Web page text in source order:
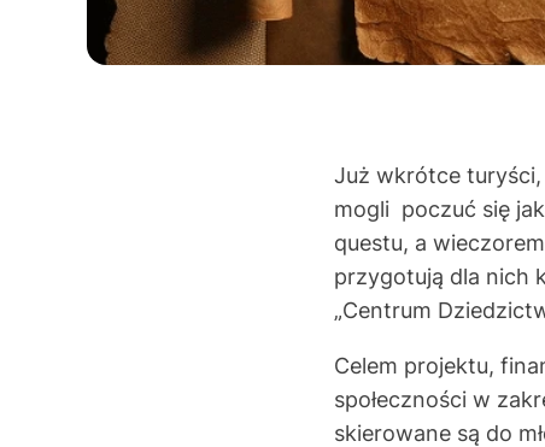
Już wkrótce turyści,
mogli poczuć się
questu, a
przygotują dla nich
„Centrum
Celem projektu,
społeczności w
skierowane są do